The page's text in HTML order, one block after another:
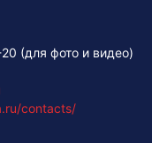
(для фото и видео)
contacts/